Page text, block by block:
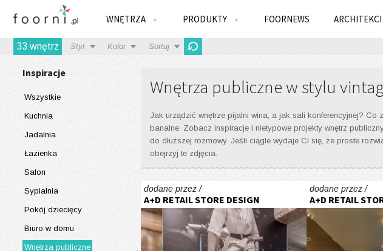
WNĘTRZA ▼ PRODUKTY ▼ FOORNEWS ARCHITEKCI
33 wnętrz Styl Kolor Sortuj
Inspiracje
Wszystkie
Kuchnia
Jadalnia
Łazienka
Salon
Sypialnia
Pokój dziecięcy
Biuro w domu
Wnętrza publiczne
Wnętrza publiczne w stylu
Jak urządzić wnętrze pijalni wina, a jak sali konferencyjnej?
banalne. Zobacz inspiracje i nietypowe projekty wnętrz
do dłuższej rozmowy. Jeśli ciągle wydaje Ci się, że proste
obejrzyj te zdjęcia.
dodane przez /
A+D RETAIL STORE DESIGN
dodane przez /
A+D RETAIL